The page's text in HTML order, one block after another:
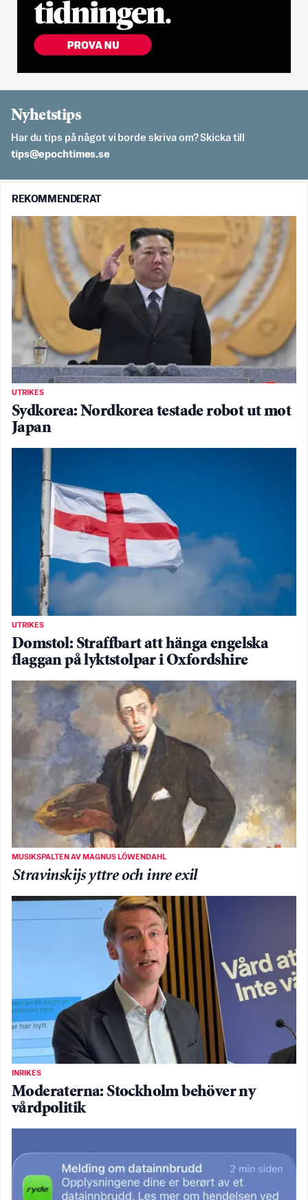
Nyhetstips
Har du tips på något vi borde skriva om? Skicka till
es.semithcope@spit
REKOMMENDERAT
UTRIKES
Sydkorea: Nordkorea testade robot ut mot
Japan
UTRIKES
Domstol: Straffbart att hänga engelska
flaggan på lyktstolpar i Oxfordshire
MUSIKSPALTEN AV MAGNUS LÖWENDAHL
Stravinskijs yttre och inre exil
INRIKES
Moderaterna: Stockholm behöver ny
vårdpolitik